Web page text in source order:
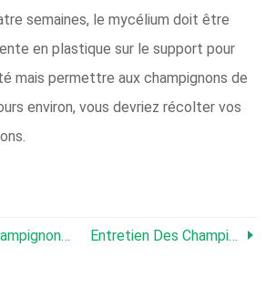
semaines, le mycélium doit être
en plastique sur le support pour
mais permettre aux champignons de
environ, vous devriez récolter vos
Cultiver Des Champignons À La Maison :comment Faire Une Chambre De Fructification De Champignons Entretien Des Champignons De Paris :découvrez Comment Faire Pousser Des Champignons De Paris Blancs